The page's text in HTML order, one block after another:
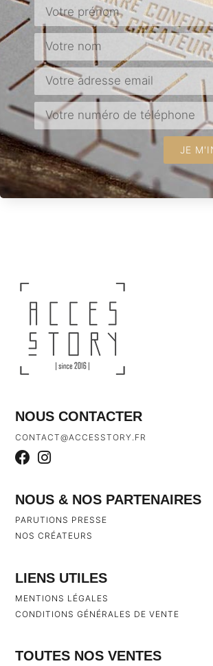
JE
NOUS CONTACTER
CONTACT@ACCESSTORY.FR
NOUS & NOS PARTENAIRES
PARUTIONS PRESSE
NOS CRÉATEURS
LIENS UTILES
MENTIONS LÉGALES
CONDITIONS GÉNÉRALES DE VENTE
TOUTES NOS VENTES